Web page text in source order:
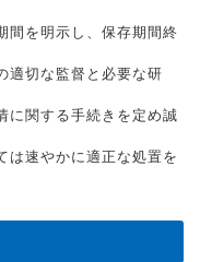
間を明示し、保存期間終
適切な監督と必要な研
に関する手続きを定め誠
は速やかに適正な処置を